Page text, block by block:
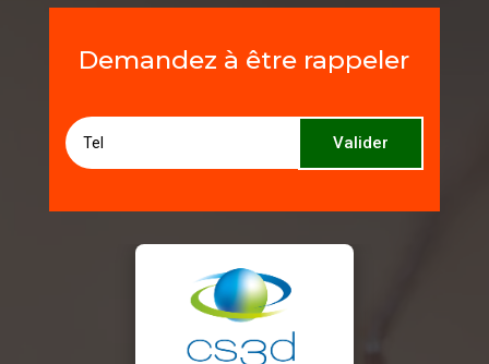
Demandez à être rappeler
Valider